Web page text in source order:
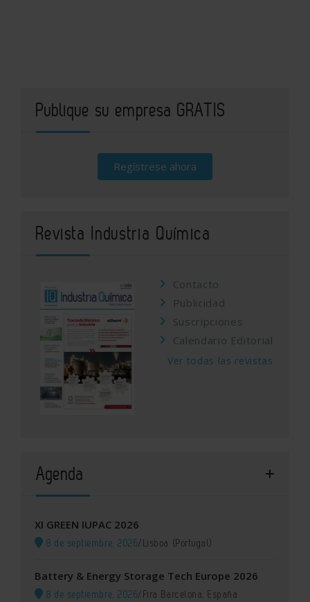
Publique su empresa GRATIS
Regístrese ahora
Revista Industria Química
Contacto
Publicidad
Suscripciones
Calendario Editorial
Ver todas las revistas
Agenda
XI GREEN IUPAC 2026
8 de septiembre, 2026/Lisboa (Portugal)
Battery & Energy Storage Tech Europe 2026
8 de septiembre, 2026/Fira Barcelona, España